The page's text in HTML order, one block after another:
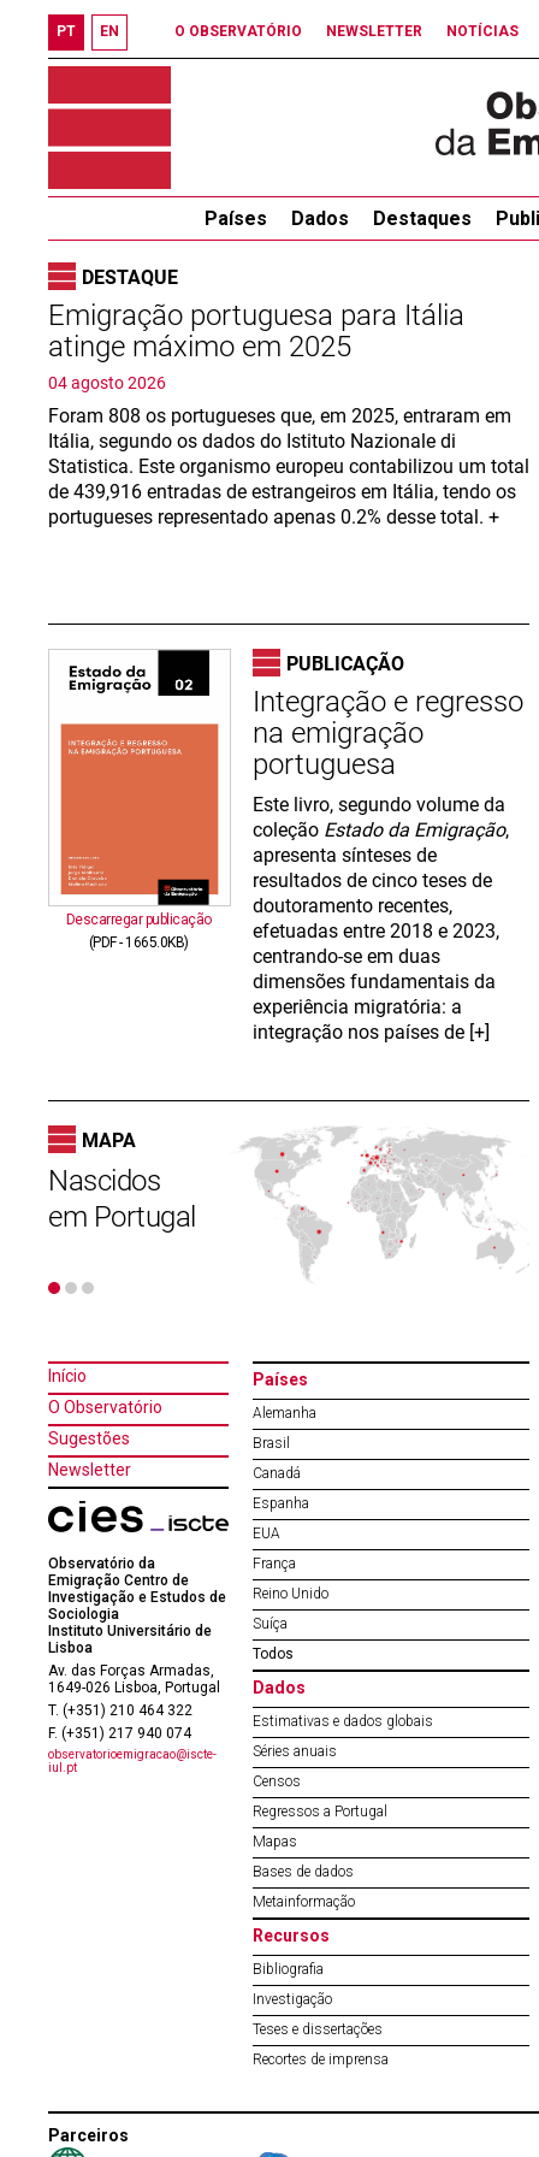
PT EN O OBSERVATÓRIO NEWSLETTER NOTÍCIAS
Países Dados Destaques
DESTAQUE
Emigração portuguesa para Itália
atinge máximo em 2025
04 agosto 2026
Foram 808 os portugueses que, em 2025, entraram em
Itália, segundo os dados do Istituto Nazionale di
Statistica. Este organismo europeu contabilizou um total
de 439,916 entradas de estrangeiros em Itália, tendo os
portugueses representado apenas 0.2% desse total. +
Descarregar publicação
(PDF - 1665.0KB)
PUBLICAÇÃO
Integração e regresso
na emigração
portuguesa
Este livro, segundo volume da
coleção Estado da Emigração,
apresenta sínteses de
resultados de cinco teses de
doutoramento recentes,
efetuadas entre 2018 e 2023,
centrando-se em duas
dimensões fundamentais da
experiência migratória: a
integração nos países de [+]
MAPA
Nascidos
em Portugal
Entradas de
portugueses
Remessas
recebidas
em Portugal
Início
O Observatório
Sugestões
Newsletter
Observatório da
Emigração Centro de
Investigação e Estudos de
Sociologia
Instituto Universitário de
Lisboa
Av. das Forças Armadas,
1649-026 Lisboa, Portugal
T. (+351) 210 464 322
F. (+351) 217 940 074
observatorioemigracao@iscte-
iul.pt
Países
Alemanha
Brasil
Canadá
Espanha
EUA
França
Reino Unido
Suíça
Todos
Dados
Estimativas e dados globais
Séries anuais
Censos
Regressos a Portugal
Mapas
Bases de dados
Metainformação
Recursos
Bibliografia
Investigação
Teses e dissertações
Recortes de imprensa
Parceiros